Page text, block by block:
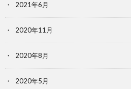
2021年6月
2020年11月
2020年8月
2020年5月